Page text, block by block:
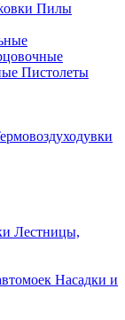
Пилы
Пистолеты
Лестницы,
Насадки и